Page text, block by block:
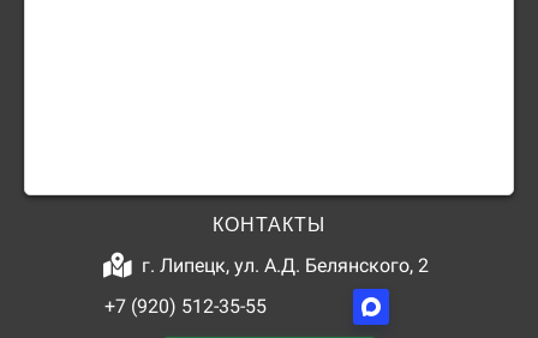
КОНТАКТЫ
г. Липецк, ул. А.Д. Белянского, 2
+7 (920) 512-35-55